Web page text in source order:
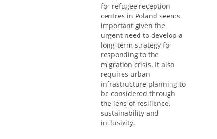
for refugee reception
centres in Poland seems
important given the
urgent need to develop a
long-term strategy for
responding to the
migration crisis. It also
requires urban
infrastructure planning to
be considered through
the lens of resilience,
sustainability and
inclusivity.